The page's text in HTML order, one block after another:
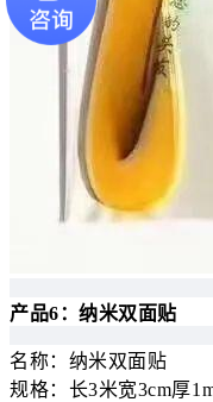
产品6：纳米双面贴
名称：纳米双面贴
规格：长3米宽3cm厚